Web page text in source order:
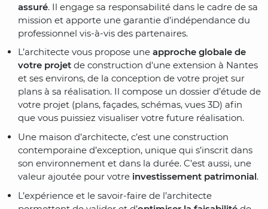
assuré. Il engage sa responsabilité dans le cadre de sa
mission et apporte une garantie d’indépendance du
professionnel vis-à-vis des partenaires.
L’architecte vous propose une approche globale de
votre projet de construction d'une extension à Nantes
et ses environs, de la conception de votre projet sur
plans à sa réalisation. Il compose un dossier d’étude de
votre projet (plans, façades, schémas, vues 3D) afin
que vous puissiez visualiser votre future réalisation.
Une maison d’architecte, c’est une construction
contemporaine d’exception, unique qui s’inscrit dans
son environnement et dans la durée. C’est aussi, une
valeur ajoutée pour votre investissement patrimonial.
L’expérience et le savoir-faire de l’architecte